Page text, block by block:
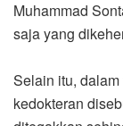
Muhammad
saja yang
Selain itu,
kedokteran